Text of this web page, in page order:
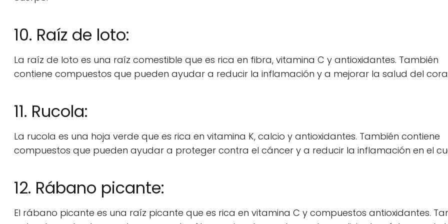
10. Raíz de loto:
La raíz de loto es una raíz comestible que es rica en fibra, vitamina C y antioxidantes. También
contiene compuestos que pueden ayudar a reducir la inflamación y a mejorar la salud del
11. Rucola:
La rucola es una hoja verde que es rica en vitamina K, calcio y antioxidantes. También contiene
compuestos que pueden ayudar a proteger contra el cáncer y a reducir la inflamación en el
12. Rábano picante:
El rábano picante es una raíz picante que es rica en vitamina C y compuestos antioxidantes.